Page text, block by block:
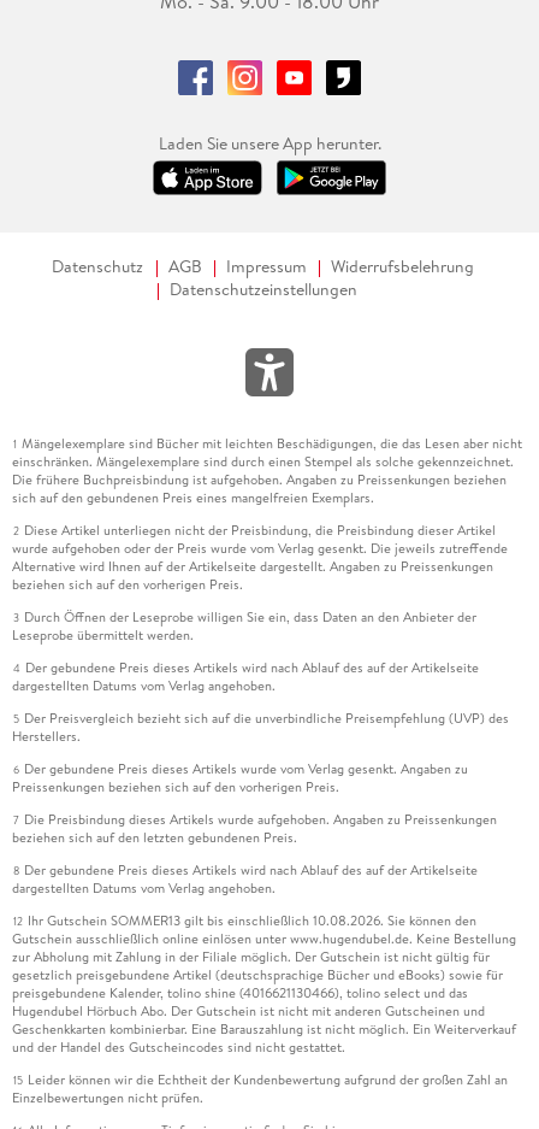
Laden Sie unsere App herunter.
Datenschutz AGB Impressum
Widerrufsbelehrung
Datenschutzeinstellungen
1 Mängelexemplare sind Bücher mit leichten Beschädigungen, die das Lesen aber nicht
einschränken. Mängelexemplare sind durch einen Stempel als solche gekennzeichnet.
Die frühere Buchpreisbindung ist aufgehoben. Angaben zu Preissenkungen beziehen
sich auf den gebundenen Preis eines mangelfreien Exemplars.
2 Diese Artikel unterliegen nicht der Preisbindung, die Preisbindung dieser Artikel
wurde aufgehoben oder der Preis wurde vom Verlag gesenkt. Die jeweils zutreffende
Alternative wird Ihnen auf der Artikelseite dargestellt. Angaben zu Preissenkungen
beziehen sich auf den vorherigen Preis.
3 Durch Öffnen der Leseprobe willigen Sie ein, dass Daten an den Anbieter der
Leseprobe übermittelt werden.
4 Der gebundene Preis dieses Artikels wird nach Ablauf des auf der Artikelseite
dargestellten Datums vom Verlag angehoben.
5 Der Preisvergleich bezieht sich auf die unverbindliche Preisempfehlung (UVP) des
Herstellers.
6 Der gebundene Preis dieses Artikels wurde vom Verlag gesenkt. Angaben zu
Preissenkungen beziehen sich auf den vorherigen Preis.
7 Die Preisbindung dieses Artikels wurde aufgehoben. Angaben zu Preissenkungen
beziehen sich auf den letzten gebundenen Preis.
8 Der gebundene Preis dieses Artikels wird nach Ablauf des auf der Artikelseite
dargestellten Datums vom Verlag angehoben.
12 Ihr Gutschein SOMMER13 gilt bis einschließlich 10.08.2026. Sie können den
Gutschein ausschließlich online einlösen unter www.hugendubel.de. Keine Bestellung
zur Abholung mit Zahlung in der Filiale möglich. Der Gutschein ist nicht gültig für
gesetzlich preisgebundene Artikel (deutschsprachige Bücher und eBooks) sowie für
preisgebundene Kalender, tolino shine (4016621130466), tolino select und das
Hugendubel Hörbuch Abo. Der Gutschein ist nicht mit anderen Gutscheinen und
Geschenkkarten kombinierbar. Eine Barauszahlung ist nicht möglich. Ein Weiterverkauf
und der Handel des Gutscheincodes sind nicht gestattet.
15 Leider können wir die Echtheit der Kundenbewertung aufgrund der großen Zahl an
Einzelbewertungen nicht prüfen.